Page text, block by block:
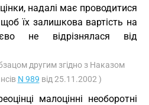
надалі має проводитися
їх залишкова вартість на
не відрізнялася від
другим згідно з Наказом
N 989 від 25.11.2002 )
малоцінні необоротні